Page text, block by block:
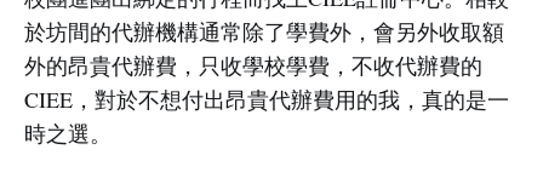
於坊間的代辦機構通常除了學費外，會另外收取額
外的昂貴代辦費，只收學校學費，不收代辦費的
CIEE，對於不想付出昂貴代辦費用的我，真的是一
時之選。